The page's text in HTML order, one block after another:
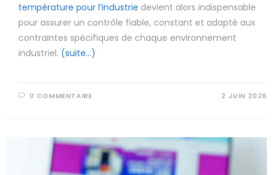
température pour l’industrie devient alors indispensable
pour assurer un contrôle fiable, constant et adapté aux
contraintes spécifiques de chaque environnement
industriel. (suite…)
0 COMMENTAIRE 2 JUIN 2026